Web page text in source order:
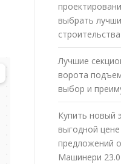
выбрать
строительства
Лучшие
ворота
выбор и
Купить новый
выгодной
предложений
Машинери